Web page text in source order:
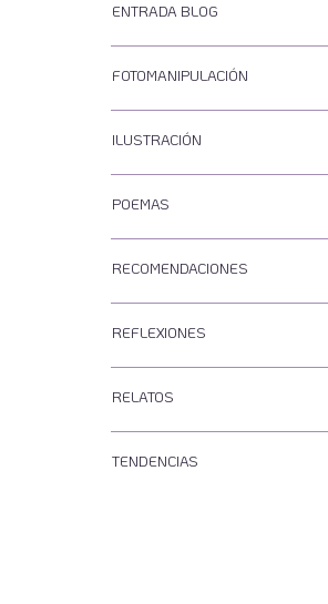
ENTRADA BLOG
FOTOMANIPULACIÓN
ILUSTRACIÓN
POEMAS
RECOMENDACIONES
REFLEXIONES
RELATOS
TENDENCIAS